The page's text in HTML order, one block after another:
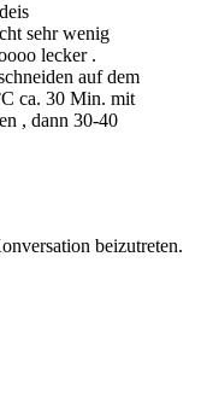
sehr wenig
lecker .
auf dem
ca. 30 Min. mit
, dann 30-40
beizutreten.